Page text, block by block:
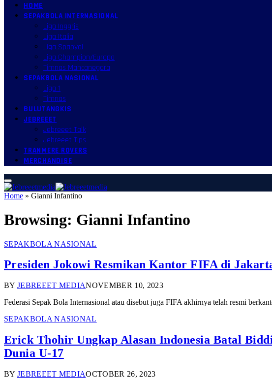
HOME
SEPAKBOLA INTERNASIONAL
Liga Inggris
Liga Italia
Liga Spanyol
Liga Champion/Europa
Timnas Mancanegara
SEPAKBOLA NASIONAL
Liga 1
Timnas
BULUTANGKIS
JEBREEET
Jebreeet Talk
Jebreeet Tips
TRANMERE ROVERS
MERCHANDISE
Home » Gianni Infantino
Browsing: Gianni Infantino
SEPAKBOLA NASIONAL
Presiden Jokowi Resmikan Kantor FIFA di
BY JEBREEET MEDIANOVEMBER 10, 2023
Federasi Sepak Bola Internasional atau disebut juga FIFA akhirnya telah resmi
SEPAKBOLA NASIONAL
Erick Thohir Ungkap Alasan Indonesia Batal
Dunia U-17
BY JEBREEET MEDIAOCTOBER 26, 2023